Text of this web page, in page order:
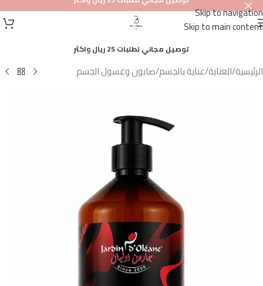
Skip to navigation
Skip to main content
توصيل مجاني لطلبات 25 ريال واكثر
الرئيسية/العناية/عناية بالجسم/صابون وغسول الجسم